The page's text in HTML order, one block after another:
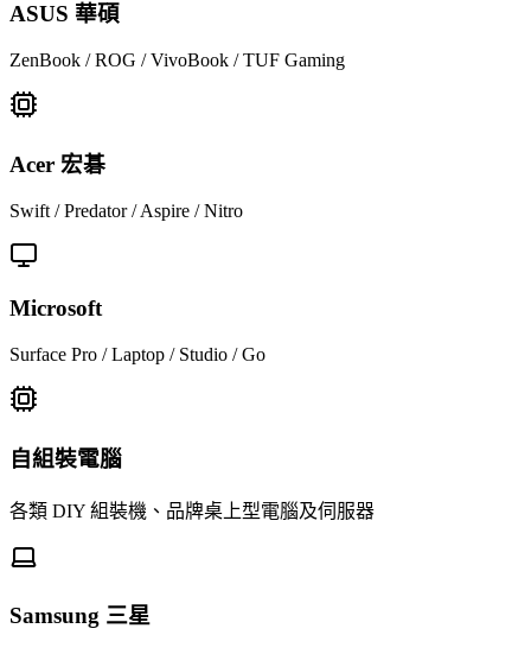
ASUS 華碩
ZenBook / ROG / VivoBook / TUF Gaming
Acer 宏碁
Swift / Predator / Aspire / Nitro
Microsoft
Surface Pro / Laptop / Studio / Go
自組裝電腦
各類 DIY 組裝機、品牌桌上型電腦及伺服器
Samsung 三星